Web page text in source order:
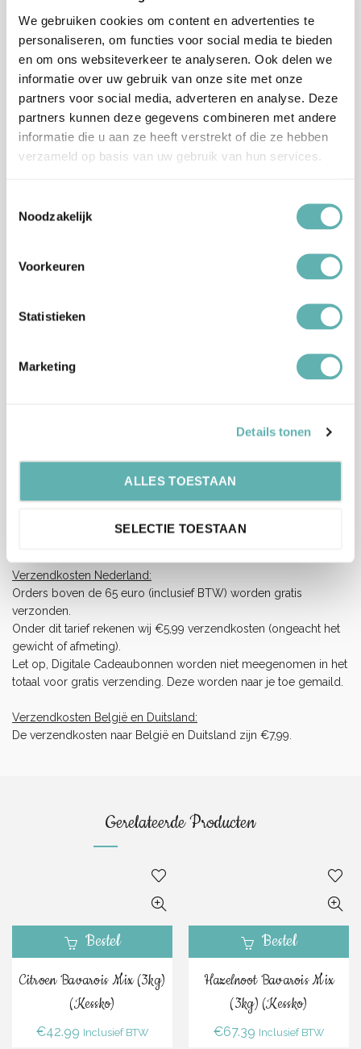
We gebruiken cookies om content en advertenties te
personaliseren, om functies voor social media te bieden
en om ons websiteverkeer te analyseren. Ook delen we
informatie over uw gebruik van onze site met onze
partners voor social media, adverteren en analyse. Deze
partners kunnen deze gegevens combineren met andere
informatie die u aan ze heeft verstrekt of die ze hebben
verzameld op basis van uw gebruik van hun services.
Noodzakelijk
Voorkeuren
Statistieken
Marketing
Details tonen
ALLES TOESTAAN
SELECTIE TOESTAAN
maltodextrine, gemodificeerd zetmeel,
zetmeel, fructose, verdikkingsmiddel
natriumalginaat, zout.
Allergenen Dit product bevat Gelatine.
Artikelnummer 100351
Beoordelingen
Enkel ingelogde klanten die dit product gekocht hebben,
Verzenden en levertijd:
(langere levertijden), wij vragen je hiermee rekening te houden
en op tijd te bestellen.
Wij hebben helaas geen invloed op de snelheid van de
Verzendkosten Nederland:
Orders boven de 65 euro (inclusief BTW) worden gratis
verzonden.
Onder dit tarief rekenen wij €5,99 verzendkosten (ongeacht het
gewicht of afmeting).
Let op, Digitale Cadeaubonnen worden niet meegenomen in het
totaal voor gratis verzending. Deze worden naar je toe gemaild.
Verzendkosten België en Duitsland:
De verzendkosten naar België en Duitsland zijn €7,99.
Gerelateerde Producten
Bestel
Citroen Bavarois Mix (3kg)
(Kessko)
€42.99 Inclusief BTW
Bestel
Hazelnoot Bavarois Mix
(3kg) (Kessko)
€67.39 Inclusief BTW